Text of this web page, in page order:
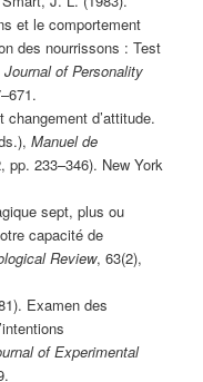
et le comportement
des nourrissons : Test
Journal of Personality
d’attitude.
Manuel de
233–346). New York
sept, plus ou
capacité de
Review, 63(2),
Examen des
of Experimental